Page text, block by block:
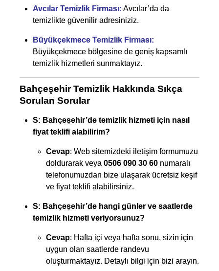
Avcılar Temizlik Firması: Avcılar’da da
temizlikte güvenilir adresiniziz.
Büyükçekmece Temizlik Firması:
Büyükçekmece bölgesine de geniş kapsamlı
temizlik hizmetleri sunmaktayız.
Bahçeşehir Temizlik Hakkında Sıkça
Sorulan Sorular
S: Bahçeşehir’de temizlik hizmeti için nasıl
fiyat teklifi alabilirim?
Cevap: Web sitemizdeki iletişim formumuzu
doldurarak veya0506 090 30 60 numaralı
telefonumuzdan bize ulaşarak ücretsiz keşif
ve fiyat teklifi alabilirsiniz.
S: Bahçeşehir’de hangi günler ve saatlerde
temizlik hizmeti veriyorsunuz?
Cevap: Hafta içi veya hafta sonu, sizin için
uygun olan saatlerde randevu
oluşturmaktayız. Detaylı bilgi için bizi arayın.